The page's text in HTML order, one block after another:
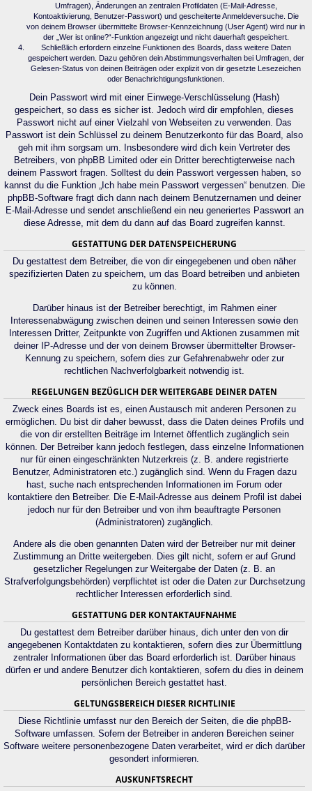
Umfragen), Änderungen an zentralen Profildaten (E-Mail-Adresse,
Kontoaktivierung, Benutzer-Passwort) und gescheiterte Anmeldeversuche. Die
von deinem Browser übermittelte Browser-Kennzeichnung (User Agent) wird nur in
der „Wer ist online?“-Funktion angezeigt und nicht dauerhaft gespeichert.
Schließlich erfordern einzelne Funktionen des Boards, dass weitere Daten
gespeichert werden. Dazu gehören dein Abstimmungsverhalten bei Umfragen, der
Gelesen-Status von deinen Beiträgen oder explizit von dir gesetzte Lesezeichen
oder Benachrichtigungsfunktionen.
Dein Passwort wird mit einer Einwege-Verschlüsselung (Hash)
gespeichert, so dass es sicher ist. Jedoch wird dir empfohlen, dieses
Passwort nicht auf einer Vielzahl von Webseiten zu verwenden. Das
Passwort ist dein Schlüssel zu deinem Benutzerkonto für das Board, also
geh mit ihm sorgsam um. Insbesondere wird dich kein Vertreter des
Betreibers, von phpBB Limited oder ein Dritter berechtigterweise nach
deinem Passwort fragen. Solltest du dein Passwort vergessen haben, so
kannst du die Funktion „Ich habe mein Passwort vergessen“ benutzen. Die
phpBB-Software fragt dich dann nach deinem Benutzernamen und deiner
E-Mail-Adresse und sendet anschließend ein neu generiertes Passwort an
diese Adresse, mit dem du dann auf das Board zugreifen kannst.
GESTATTUNG DER DATENSPEICHERUNG
Du gestattest dem Betreiber, die von dir eingegebenen und oben näher
spezifizierten Daten zu speichern, um das Board betreiben und anbieten
zu können.
Darüber hinaus ist der Betreiber berechtigt, im Rahmen einer
Interessenabwägung zwischen deinen und seinen Interessen sowie den
Interessen Dritter, Zeitpunkte von Zugriffen und Aktionen zusammen mit
deiner IP-Adresse und der von deinem Browser übermittelter Browser-
Kennung zu speichern, sofern dies zur Gefahrenabwehr oder zur
rechtlichen Nachverfolgbarkeit notwendig ist.
REGELUNGEN BEZÜGLICH DER WEITERGABE DEINER DATEN
Zweck eines Boards ist es, einen Austausch mit anderen Personen zu
ermöglichen. Du bist dir daher bewusst, dass die Daten deines Profils und
die von dir erstellten Beiträge im Internet öffentlich zugänglich sein
können. Der Betreiber kann jedoch festlegen, dass einzelne Informationen
nur für einen eingeschränkten Nutzerkreis (z. B. andere registrierte
Benutzer, Administratoren etc.) zugänglich sind. Wenn du Fragen dazu
hast, suche nach entsprechenden Informationen im Forum oder
kontaktiere den Betreiber. Die E-Mail-Adresse aus deinem Profil ist dabei
jedoch nur für den Betreiber und von ihm beauftragte Personen
(Administratoren) zugänglich.
Andere als die oben genannten Daten wird der Betreiber nur mit deiner
Zustimmung an Dritte weitergeben. Dies gilt nicht, sofern er auf Grund
gesetzlicher Regelungen zur Weitergabe der Daten (z. B. an
Strafverfolgungsbehörden) verpflichtet ist oder die Daten zur Durchsetzung
rechtlicher Interessen erforderlich sind.
GESTATTUNG DER KONTAKTAUFNAHME
Du gestattest dem Betreiber darüber hinaus, dich unter den von dir
angegebenen Kontaktdaten zu kontaktieren, sofern dies zur Übermittlung
zentraler Informationen über das Board erforderlich ist. Darüber hinaus
dürfen er und andere Benutzer dich kontaktieren, sofern du dies in deinem
persönlichen Bereich gestattet hast.
GELTUNGSBEREICH DIESER RICHTLINIE
Diese Richtlinie umfasst nur den Bereich der Seiten, die die phpBB-
Software umfassen. Sofern der Betreiber in anderen Bereichen seiner
Software weitere personenbezogene Daten verarbeitet, wird er dich darüber
gesondert informieren.
AUSKUNFTSRECHT